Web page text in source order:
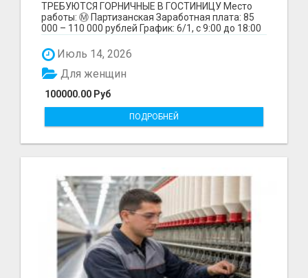
ТРЕБУЮТСЯ ГОРНИЧНЫЕ В ГОСТИНИЦУ Место
работы: Ⓜ️ Партизанская Заработная плата: 85
000 – 110 000 рублей График: 6/1, с 9:00 до 18:00
Июль 14, 2026
100000.00 Руб
Для женщин
ПОДРОБНЕЙ